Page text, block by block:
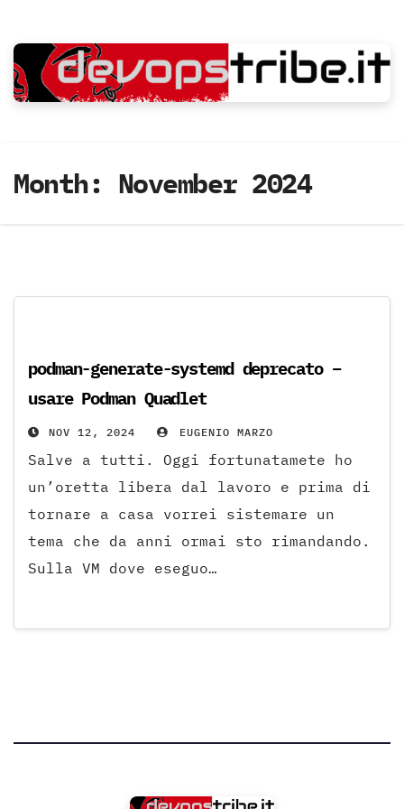
to
content
Month: November 2024
podman-generate-systemd deprecato –
usare Podman Quadlet
NOV 12, 2024 EUGENIO MARZO
Salve a tutti. Oggi fortunatamete ho
un’oretta libera dal lavoro e prima di
tornare a casa vorrei sistemare un
tema che da anni ormai sto rimandando.
Sulla VM dove eseguo…